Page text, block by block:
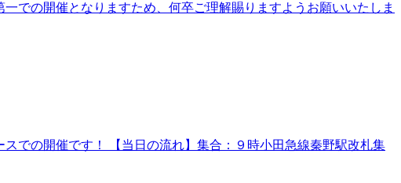
での開催となりますため、何卒ご理解賜りますようお願いいたしま
での開催です！ 【当日の流れ】集合：９時小田急線秦野駅改札集